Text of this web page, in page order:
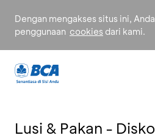
Dengan mengakses situs ini,
penggunaan cookies dari kami.
Lusi & Pakan -